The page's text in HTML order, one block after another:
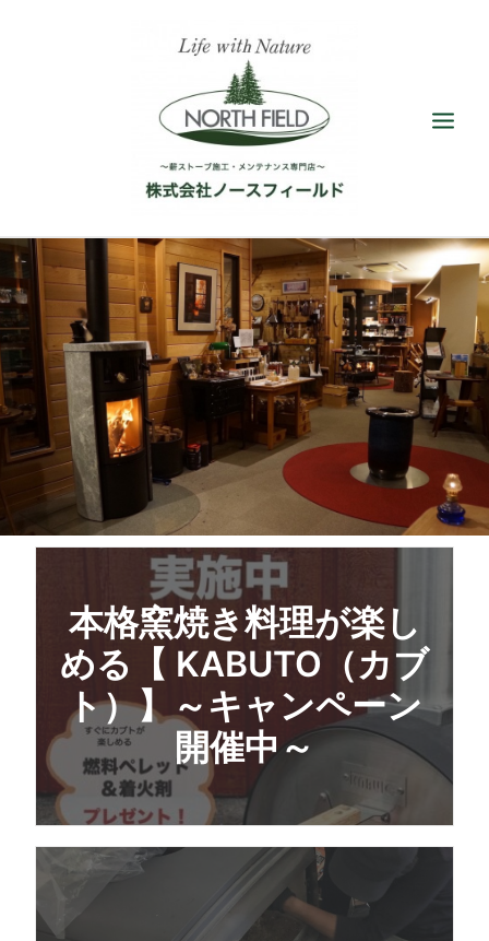
ショールーム
取扱い薪ストーブ
アクセサリー
施工／メンテナンス
最新情報／ブログ
会社概要
お問い合わせ
本格窯焼き料理が楽し
める【 KABUTO（カブ
ト）】～キャンペーン
開催中～